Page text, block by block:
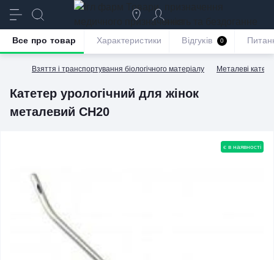
якість та бездоганне
обслуговування
Взяття і транспортування біологічного матеріалу Металеві
Катетер урологічний для жінок
металевий СН20
Все про товар Характеристики Відгуків 0
є в наявності